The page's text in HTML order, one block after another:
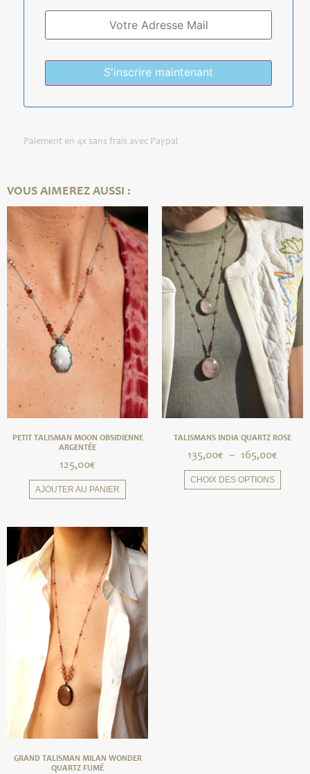
S'inscrire maintenant
Paiement en 4x sans frais avec Paypal
VOUS AIMEREZ AUSSI :
PETIT TALISMAN MOON OBSIDIENNE
ARGENTÉE
125,00€
AJOUTER AU PANIER
TALISMANS INDIA QUARTZ ROSE
135,00€ – 165,00€
CHOIX DES OPTIONS
GRAND TALISMAN MILAN WONDER
QUARTZ FUMÉ